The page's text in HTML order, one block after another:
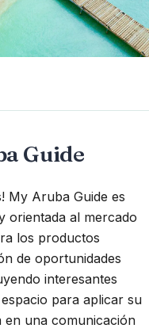
Guide
My Aruba Guide es
orientada al mercado
los productos
de oportunidades
interesantes
para aplicar su
en una comunicación